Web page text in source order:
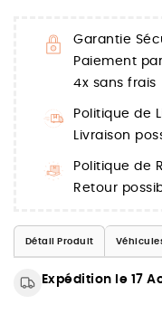
Garantie
Paiement
4x sans frais
Politique de
Livraison
Politique de
Retour
Détail Produit
Expédition le 17